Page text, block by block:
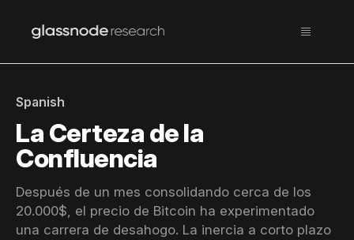
Spanish
La Certeza de la
Confluencia
Después de un mes consolidando cerca de los
20.000$, el precio de Bitcoin ha experimentado
una carrera de desahogo. La inercia a corto plazo